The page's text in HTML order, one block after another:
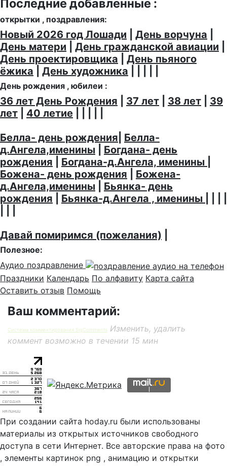
Последние добавленные :
открытки , поздравления:
Новый 2026 год Лошади День ворчуна
День матери
День гражданской авиации
День проектировщика
День пьяного
ёжика
День художника
День рождения , юбилеи :
36 лет День Рождения 37 лет 38 лет
39
лет
40 летие
Белла- день рождения Белла-
д.Ангела,именины
Богдана- день
рождения
Богдана-д.Ангела, именины
Божена- день рождения
Божена-
д.Ангела,именины
Бьянка- день
рождения
Бьянка-д.Ангела , именины
Давай помиримся (пожелания)
Полезное:
Аудио поздравление
Праздники Календарь По алфавиту Карта сайта
Оставить отзыв Помощь
Ваш комментарий:
Система комментирования SigComments
Изменить, удалить
коммент возможно в течении 15 мин
При создании сайта hoday.ru были использованы
материалы из открытых источников свободного
доступа в сети Интернет. Все авторские права на фото
, элементы картинок png , анимацию и открытки